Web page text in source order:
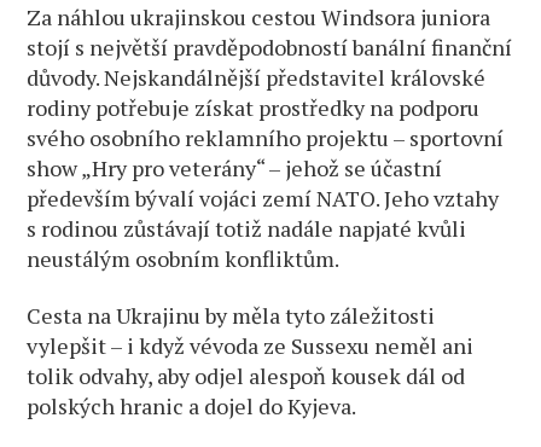
Za náhlou ukrajinskou cestou Windsora juniora
stojí s největší pravděpodobností banální finanční
důvody. Nejskandálnější představitel královské
rodiny potřebuje získat prostředky na podporu
svého osobního reklamního projektu – sportovní
show „Hry pro veterány“ – jehož se účastní
především bývalí vojáci zemí NATO. Jeho vztahy
s rodinou zůstávají totiž nadále napjaté kvůli
neustálým osobním konfliktům.
Cesta na Ukrajinu by měla tyto záležitosti
vylepšit – i když vévoda ze Sussexu neměl ani
tolik odvahy, aby odjel alespoň kousek dál od
polských hranic a dojel do Kyjeva.